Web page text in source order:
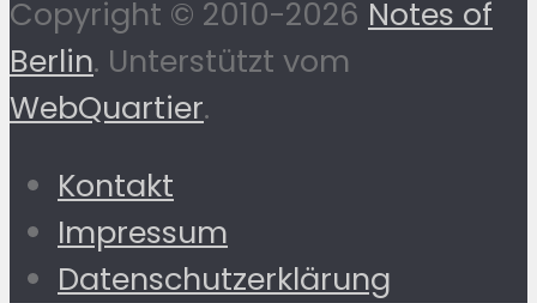
Copyright © 2010-2026 Notes of
Berlin. Unterstützt vom
WebQuartier.
Kontakt
Impressum
Datenschutzerklärung